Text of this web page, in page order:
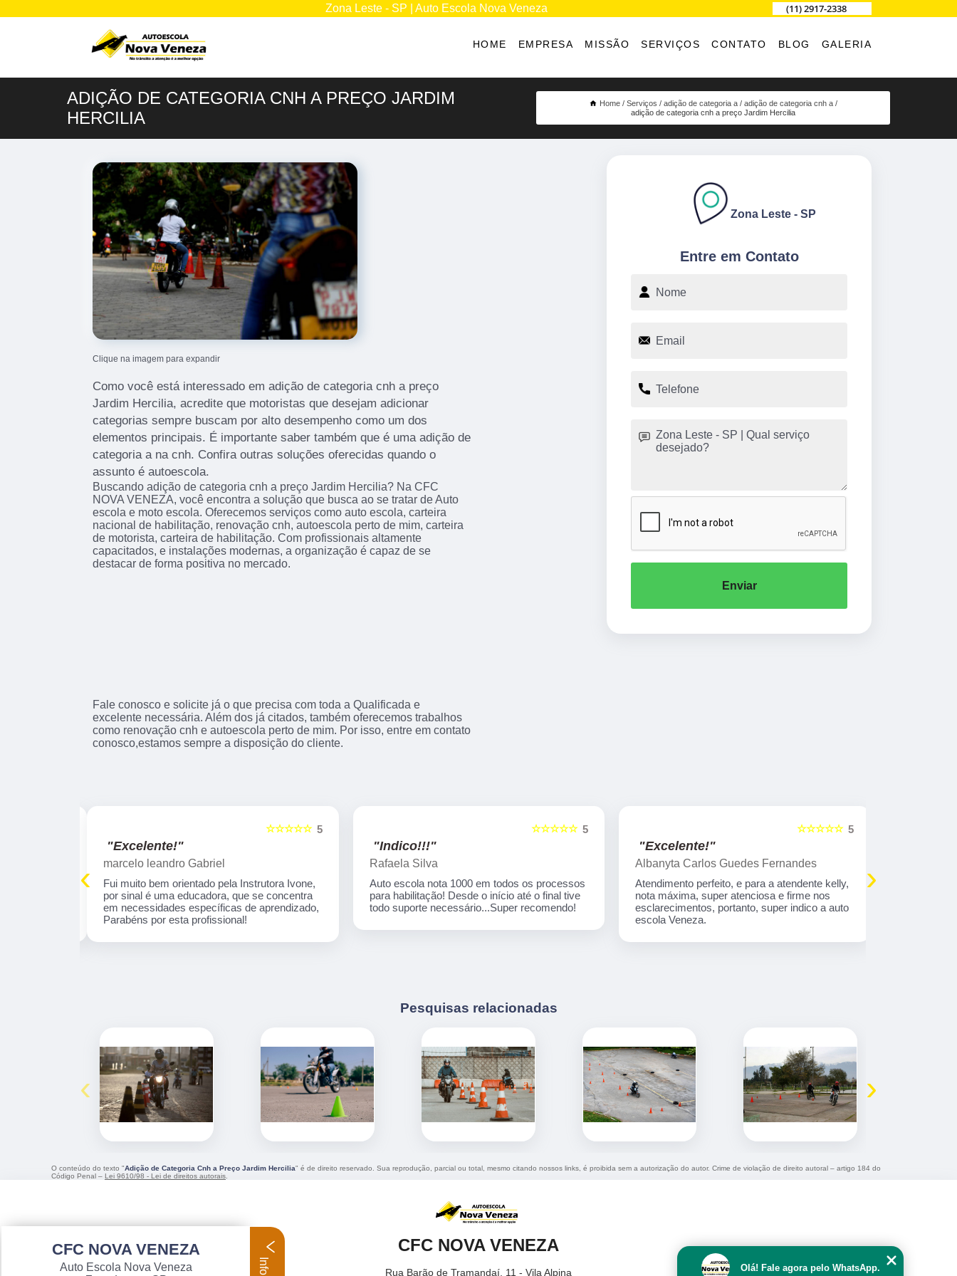
Zona Leste - SP | Auto Escola Nova Veneza (11) 2917-2338
HOME EMPRESA MISSÃO SERVIÇOS CONTATO BLOG GALERIA
ADIÇÃO DE CATEGORIA CNH A PREÇO JARDIM
HERCILIA
Home Serviços adição de categoria a
adição de categoria cnh a
adição de categoria cnh a preço Jardim Hercilia
Clique na imagem para expandir
Como você está interessado em adição de categoria cnh a preço
Jardim Hercilia, acredite que motoristas que desejam adicionar
categorias sempre buscam por alto desempenho como um dos
elementos principais. É importante saber também que é uma adição de
categoria a na cnh. Confira outras soluções oferecidas quando o
assunto é autoescola.
Buscando adição de categoria cnh a preço Jardim Hercilia? Na CFC
NOVA VENEZA, você encontra a solução que busca ao se tratar de Auto
escola e moto escola. Oferecemos serviços como auto escola, carteira
nacional de habilitação, renovação cnh, autoescola perto de mim, carteira
de motorista, carteira de habilitação. Com profissionais altamente
capacitados, e instalações modernas, a organização é capaz de se
destacar de forma positiva no mercado.
Fale conosco e solicite já o que precisa com toda a Qualificada e
excelente necessária. Além dos já citados, também oferecemos trabalhos
como renovação cnh e autoescola perto de mim. Por isso, entre em contato
conosco,estamos sempre a disposição do cliente.
Entre em Contato
Zona Leste - SP
Enviar
5
☆☆☆☆☆
"Excelente!"
marcelo leandro Gabriel
Fui muito bem orientado pela Instrutora Ivone,
por sinal é uma educadora, que se concentra
em necessidades específicas de aprendizado,
Parabéns por esta profissional!
5
☆☆☆☆☆
"Indico!!!"
Rafaela Silva
Auto escola nota 1000 em todos os processos
para habilitação! Desde o início até o final tive
todo suporte necessário...Super recomendo!
5
☆☆☆☆☆
"Excelente!"
Albanyta Carlos Guedes Fernandes
Atendimento perfeito, e para a atendente kelly,
nota máxima, super atenciosa e firme nos
esclarecimentos, portanto, super indico a auto
escola Veneza.
‹ ›
Pesquisas relacionadas
‹ ›
O conteúdo do texto "Adição de Categoria Cnh a Preço Jardim Hercilia" é de direito reservado. Sua reprodução, parcial ou total, mesmo citando nossos links, é proibida sem a autorização do autor. Crime de violação de direito autoral – artigo 184 do
Código Penal – Lei 9610/98 - Lei de direitos autorais
CFC NOVA VENEZA
Rua Barão de Tramandaí, 11 - Vila Alpina Olá! Fale agora pelo WhatsApp.
CFC NOVA VENEZA
Auto Escola Nova Veneza